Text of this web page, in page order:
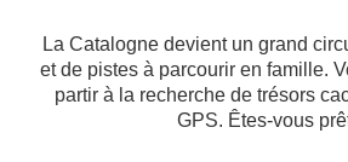
La Catalogne devient un grand
et de pistes à parcourir en famille.
partir à la recherche de trésors
GPS. Êtes-vous